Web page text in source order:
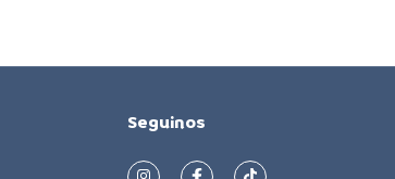
Seguinos